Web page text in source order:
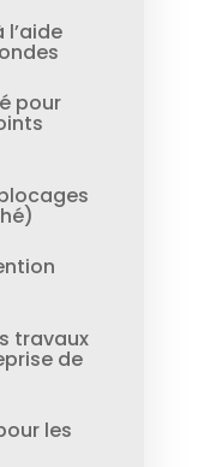
l’aide
pour
travaux
de
les